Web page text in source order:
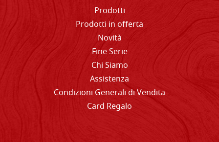
Prodotti
Prodotti in offerta
Novità
Fine Serie
Chi Siamo
Assistenza
Condizioni Generali di Vendita
Card Regalo